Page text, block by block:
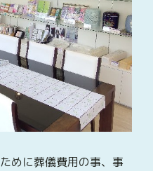
めに葬儀費用の事、事